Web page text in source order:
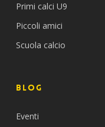
Primi calci U9
Piccoli amici
Scuola calcio
BLOG
Eventi